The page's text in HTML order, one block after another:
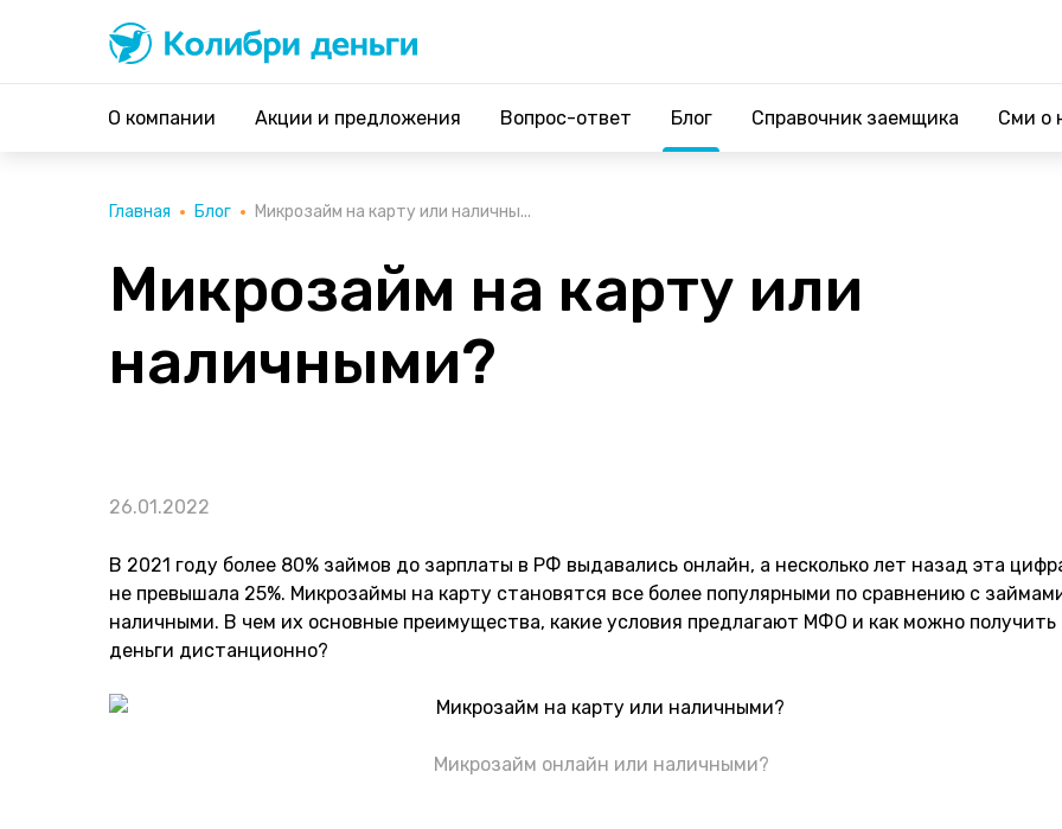
О компании
Акции и предложения Вопрос-ответ Блог Справочник заемщика Сми о
Главная Блог Микрозайм на карту или наличны...
Микрозайм на карту или
наличными?
26.01.2022
В 2021 году более 80% займов до зарплаты в РФ выдавались онлайн, а несколько лет назад эта
не превышала 25%. Микрозаймы на карту становятся все более популярными по сравнению с
наличными. В чем их основные преимущества, какие условия предлагают МФО и как можно получить
деньги дистанционно?
Микрозайм онлайн или наличными?